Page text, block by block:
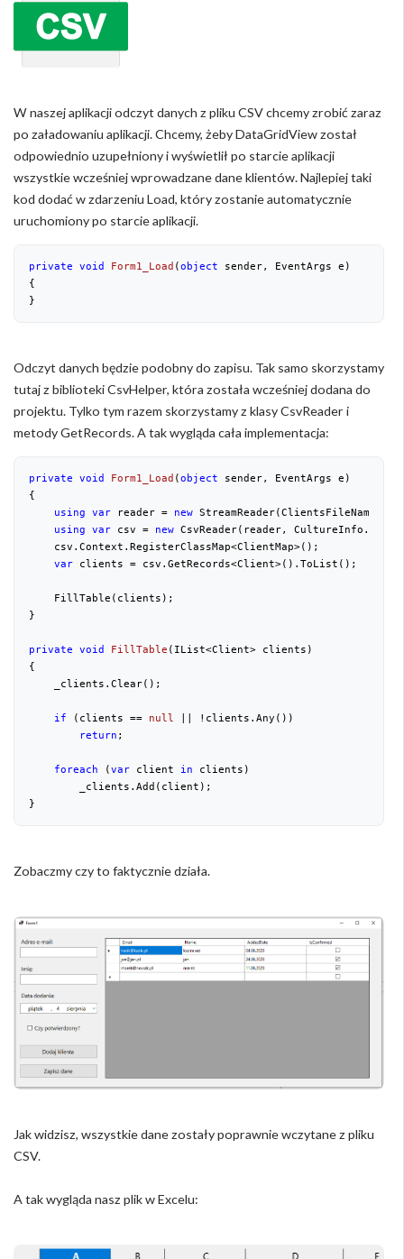
W naszej aplikacji odczyt danych z pliku CSV chcemy zrobić zaraz
po załadowaniu aplikacji. Chcemy, żeby DataGridView został
odpowiednio uzupełniony i wyświetlił po starcie aplikacji
wszystkie wcześniej wprowadzane dane klientów. Najlepiej taki
kod dodać w zdarzeniu Load, który zostanie automatycznie
uruchomiony po starcie aplikacji.
private void Form1_Load (object sender, EventArgs e
{
}
Odczyt danych będzie podobny do zapisu. Tak samo skorzystamy
tutaj z biblioteki CsvHelper, która została wcześniej dodana do
projektu. Tylko tym razem skorzystamy z klasy CsvReader i
metody GetRecords. A tak wygląda cała implementacja:
private void Form1_Load (object sender, EventArgs e
{
using var reader = new StreamReader(ClientsFileName);
using var csv = new CsvReader(reader,
    csv.Context.RegisterClassMap<ClientMap>();
var clients = csv.GetRecords<Client>().ToList();
    FillTable(clients);
}
private void FillTable ( IList<Client> clients
{
    _clients.Clear();
if (clients == null || !clients.Any())
return ;
foreach (var client in clients)
        _clients.Add(client);
}
Zobaczmy czy to faktycznie działa.
Jak widzisz, wszystkie dane zostały poprawnie wczytane z pliku
CSV.
A tak wygląda nasz plik w Excelu: